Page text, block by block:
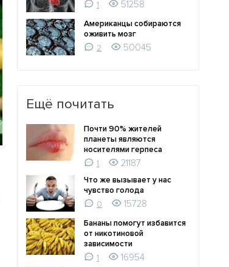
1
51258
Американцы собираются
оживить мозг
2
50045
Ещё почитать
Почти 90% жителей
планеты являются
носителями герпеса
1
21187
Что же вызывает у нас
чувство голода
0
15728
Бананы помогут избавится
от никотиновой
зависимости
1
16954